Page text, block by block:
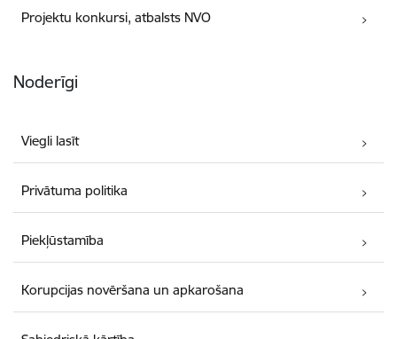
Projektu konkursi, atbalsts NVO
Noderīgi
Viegli lasīt
Privātuma politika
Piekļūstamība
Korupcijas novēršana un apkarošana